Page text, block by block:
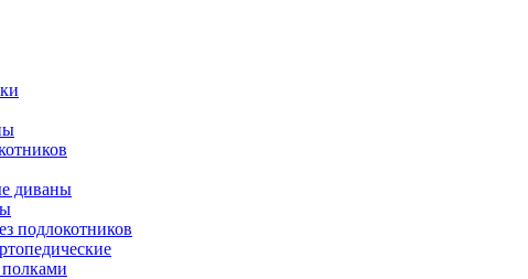
диваны
подлокотников